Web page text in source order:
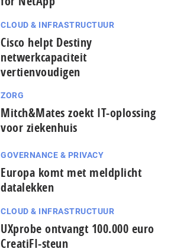
CLOUD & INFRASTRUCTUUR
Cisco helpt Destiny
netwerkcapaciteit
vertienvoudigen
ZORG
Mitch&Mates zoekt IT-oplossing
voor ziekenhuis
GOVERNANCE & PRIVACY
Europa komt met meldplicht
datalekken
CLOUD & INFRASTRUCTUUR
UXprobe ontvangt 100.000 euro
CreatiFI-steun